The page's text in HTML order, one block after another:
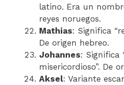
latino. Era un
reyes noruegos.
Mathias: Significa
De origen hebreo.
Johannes: Significa
misericordioso”. De
Aksel: Variante